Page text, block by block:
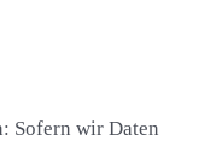
Sofern wir Daten